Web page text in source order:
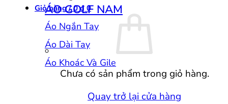
Giỏ hàng /0₫ 0
Chưa có sản phẩm trong giỏ hàng.
Quay trở lại cửa hàng
ÁO GOLF NAM
Áo Ngắn Tay
Áo Dài Tay
Áo Khoác Và Gile